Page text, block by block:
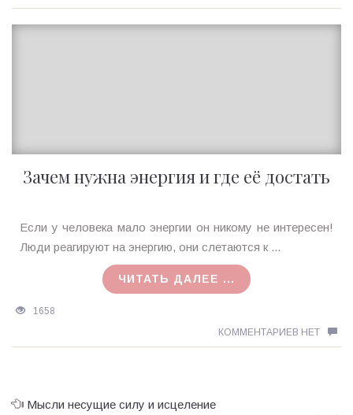
Зачем нужна энергия и где её достать
Ирина
MagicTantra
Если у человека мало энергии он никому не интересен!
Люди реагируют на энергию, они слетаются к ...
ЧИТАТЬ ДАЛЕЕ ...
1658
КОММЕНТАРИЕВ НЕТ
Мысли несущие силу и исцеление